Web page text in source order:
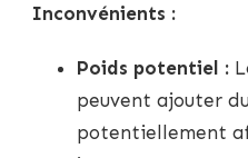
Inconvénients :
Poids potentiel :
peuvent ajouter
potentiellement